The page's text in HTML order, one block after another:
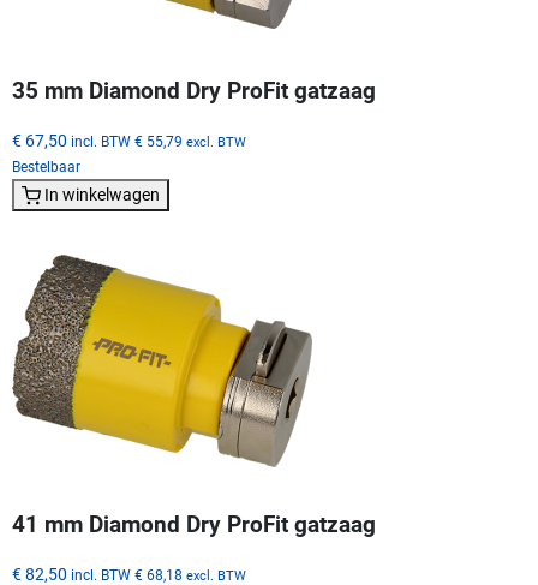
35 mm Diamond Dry ProFit gatzaag
€ 67,50 incl. BTW € 55,79 excl. BTW
Bestelbaar
In winkelwagen
41 mm Diamond Dry ProFit gatzaag
€ 82,50 incl. BTW € 68,18 excl. BTW